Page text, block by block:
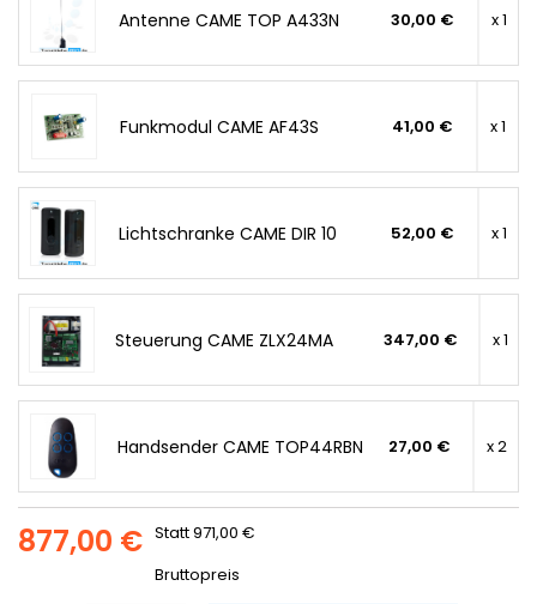
Antenne CAME TOP A433N 30,00 € x 1
Funkmodul CAME AF43S 41,00 € x 1
Lichtschranke CAME DIR 10 52,00 € x 1
Steuerung CAME ZLX24MA 347,00 € x 1
Handsender CAME TOP44RBN 27,00 € x 2
877,00 € Statt 971,00 €
Bruttopreis